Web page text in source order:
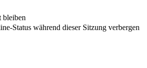
bleiben
Status während dieser Sitzung verbergen